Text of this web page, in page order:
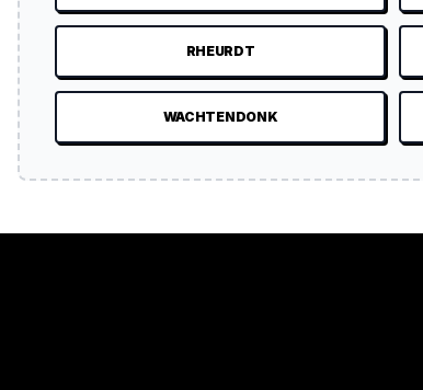
RHEURDT
WACHTENDONK